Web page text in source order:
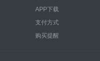
APP下载
支付方式
购买提醒